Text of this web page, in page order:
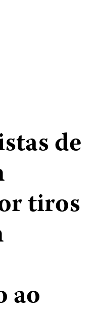
de
tiros
ao